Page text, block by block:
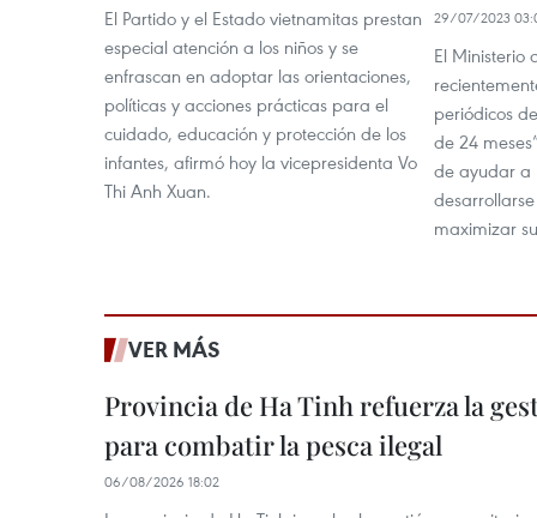
El Partido y el Estado vietnamitas prestan
especial atención a los niños y se
enfrascan en adoptar las orientaciones,
políticas y acciones prácticas para el
cuidado, educación y protección de los
infantes, afirmó hoy la vicepresidenta Vo
Thi Anh Xuan.
29/07/2023
El Ministerio
periódicos
de 24
de ayudar a
maximizar
VER MÁS
Provincia de Ha Tinh refuerza la
para combatir la pesca ilegal
06/08/2026 18:02